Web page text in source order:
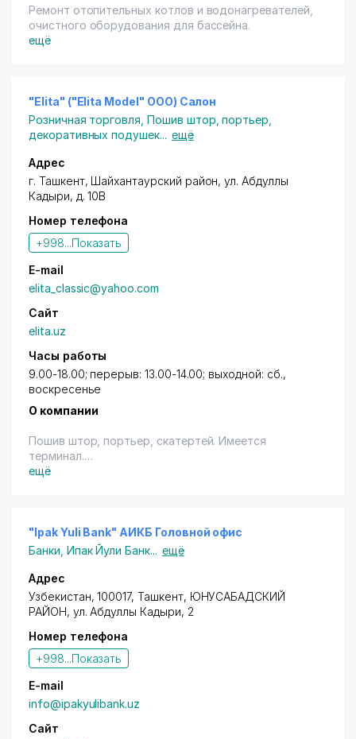
Ремонт отопительных котлов и водонагревателей,
очистного оборудования для бассейна.
ещё
"Elita" ("Elita Model" OOO) Салон
Розничная торговля ,Пошив штор, портьер,
декоративных подушек... ещё
Адрес
г. Ташкент, Шайхантаурский район,ул. Абдуллы
Кадыри, д. 10В
Номер телефона
+998...Показать
E-mail
elita_classic@yahoo.com
Сайт
elita.uz
Часы работы
9.00-18.00; перерыв: 13.00-14.00; выходной: сб.,
воскресенье
О компании
Пошив штор, портьер, скатертей. Имеется
терминал.
ещё
"Ipak Yuli Bank" АИКБ Головной офис
Банки Ипак Йули Банк... ещё
Адрес
Узбекистан, 100017, Ташкент, ЮНУСАБАДСКИЙ
РАЙОН, ул. Абдуллы Кадыри, 2
Номер телефона
+998...Показать
E-mail
info@ipakyulibank.uz
Сайт